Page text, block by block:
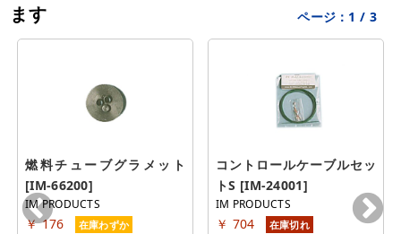
ます
ページ： 1 / 3
燃料チューブグラメット
[IM-66200]
IM PRODUCTS
￥ 176 在庫わずか
コントロールケーブルセッ
トS [IM-24001]
IM PRODUCTS
￥ 704 在庫切れ